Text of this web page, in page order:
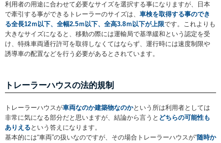
利用者の用途に合わせて必要なサイズを選択する事になりますが、日本
で牽引する事ができるトレーラーのサイズは、 車検を取得する事のでき
る全長12ｍ以下、全幅2.5ｍ以下、全高3.8ｍ以下が上限です。これよりも
大きなサイズになると、移動の際には運輸局で基準緩和という認定を受
け、特殊車両通行許可を取得しなくてはならず、運行時には速度制限や
誘導車の配置などを行う必要があるとされています。
トレーラーハウスの法的規制
トレーラーハウスが車両なのか建築物なのかという所は利用者としては
非常に気になる部分だと思いますが、結論から言うと どちらの可能性も
ありえる という答えになります。
基本的には“車両”の扱いなのですが、その場合トレーラーハウスが“随時か